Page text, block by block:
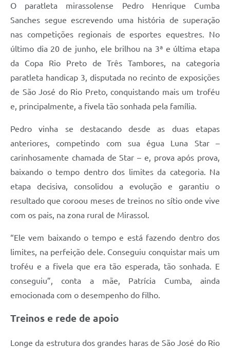
O paratleta mirassolense Pedro Henrique Cumba
Sanches segue escrevendo uma história de superação
nas competições regionais de esportes equestres. No
último dia 20 de junho, ele brilhou na 3ª e última etapa
da Copa Rio Preto de Três Tambores, na categoria
paratleta handicap 3, disputada no recinto de exposições
de São José do Rio Preto, conquistando mais um troféu
e, principalmente, a fivela tão sonhada pela família.
Pedro vinha se destacando desde as duas etapas
anteriores, competindo com sua égua Luna Star –
carinhosamente chamada de Star – e, prova após prova,
baixando o tempo dentro dos limites da categoria. Na
etapa decisiva, consolidou a evolução e garantiu o
resultado que coroou meses de treinos no sítio onde vive
com os pais, na zona rural de Mirassol.
“Ele vem baixando o tempo e está fazendo dentro dos
limites, na perfeição dele. Conseguiu conquistar mais um
troféu e a fivela que era tão esperada, tão sonhada. E
conseguiu”, conta a mãe, Patrícia Cumba, ainda
emocionada com o desempenho do filho.
Treinos e rede de apoio
Longe da estrutura dos grandes haras de São José do Rio